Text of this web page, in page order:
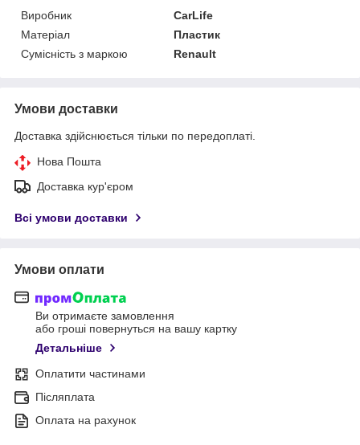
Виробник
CarLife
Матеріал
Пластик
Сумісність з маркою
Renault
Умови доставки
Доставка здійснюється тільки по передоплаті.
Нова Пошта
Доставка кур'єром
Всі умови доставки
Умови оплати
Ви отримаєте замовлення
або гроші повернуться на вашу картку
Детальніше
Оплатити частинами
Післяплата
Оплата на рахунок